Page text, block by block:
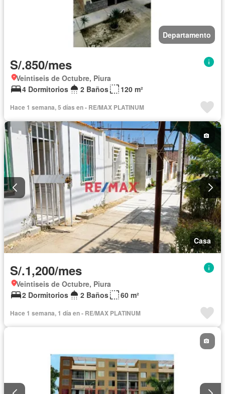
Departamento
S/.850/mes
Veintiseis de Octubre, Piura
4 Dormitorios
2 Baños 120 m²
Hace 1 semana, 5 días en - RE/MAX PLATINUM
Casa
S/.1,200/mes
Veintiseis de Octubre, Piura
2 Dormitorios
2 Baños 60 m²
Hace 1 semana, 1 día en - RE/MAX PLATINUM